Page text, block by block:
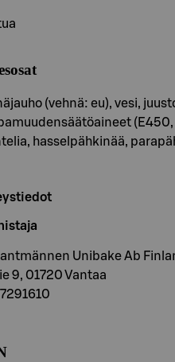
(vehnä: eu), vesi,
hasselpähkinää,
Unibake Ab
9, 01720 Vantaa